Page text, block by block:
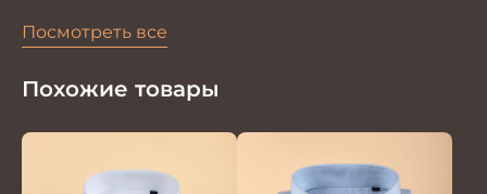
Посмотреть все
Похожие товары